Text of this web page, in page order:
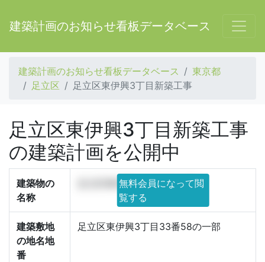
建築計画のお知らせ看板データベース
建築計画のお知らせ看板データベース
東京都
足立区
足立区東伊興3丁目新築工事
足立区東伊興3丁目新築工事
の建築計画を公開中
建築物の
名称
足立区東伊興3丁目新築工事
無料会員になって閲
覧する
建築敷地
の地名地
番
足立区東伊興3丁目33番58の一部